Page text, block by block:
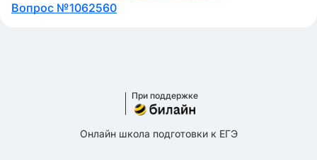
Вопрос №1062560
При поддержке
Онлайн школа подготовки к ЕГЭ